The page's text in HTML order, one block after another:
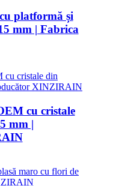
platformă și
mm | Fabrica
cu cristale
mm |